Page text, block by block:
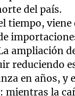
del país.
tiempo,
ampliación
reduciendo
en años, y
mientras la